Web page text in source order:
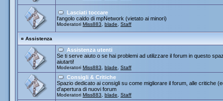
Lasciati toccare
l'angolo caldo di mpNetwork (vietato ai minori)
Moderatori Miss883 blade Staff
¤ Assistenza
Assistenza utenti
Se ti serve aiuto o se hai problemi ad utilizzare il forum in questo
aiutarti!
Moderatori Miss883 blade Staff
Consigli & Critiche
Spazio dedicato ai consigli su come migliorare il forum, alle critiche
d'apertura di nuovi forum
Moderatori Miss883 blade Staff